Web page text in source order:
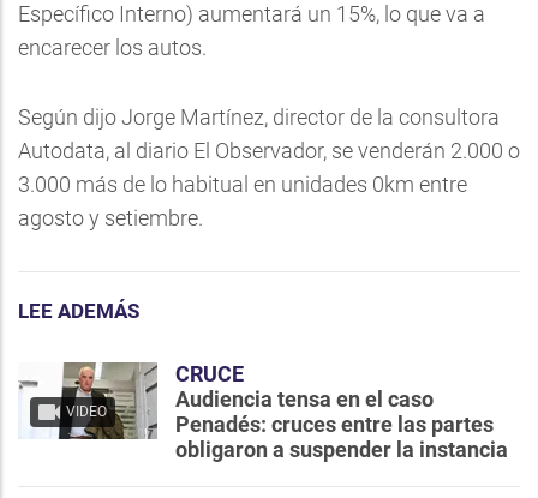
Específico Interno) aumentará un 15%, lo que va a
encarecer los autos.
Según dijo Jorge Martínez, director de la consultora
Autodata, al diario El Observador, se venderán 2.000 o
3.000 más de lo habitual en unidades 0km entre
agosto y setiembre.
LEE ADEMÁS
VIDEO
CRUCE
Audiencia tensa en el caso
Penadés: cruces entre las partes
obligaron a suspender la instancia